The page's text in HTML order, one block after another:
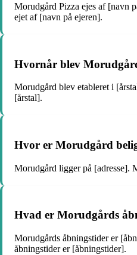
Morudgård Pizza ejes af [navn
ejet af [navn på ejeren].
Hvornår blev
Morudgård blev etableret i
[årstal].
Hvor er Morudgård
Morudgård ligger på [adresse].
Hvad er Morudgårds
Morudgårds åbningstider er
åbningstider er [åbningstider].